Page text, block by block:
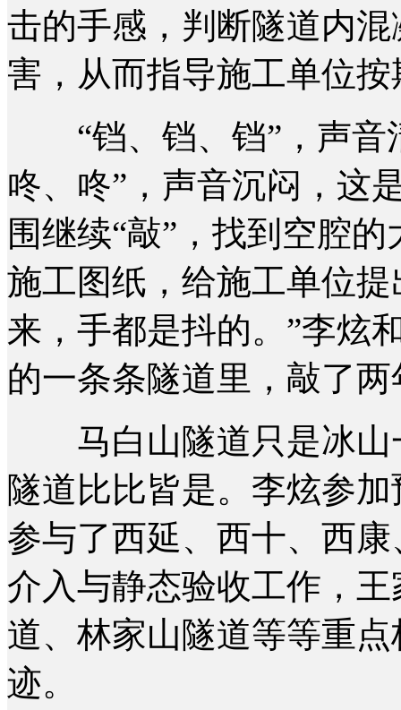
击的手感，判断隧道内
害，从而指导施工单位
“铛、铛、铛”，声音
咚、咚”，声音沉闷，这
围继续“敲”，找到空腔
施工图纸，给施工单位
来，手都是抖的。”李炫
的一条条隧道里，敲了两
马白山隧道只是冰山
隧道比比皆是。李炫参
参与了西延、西十、西
介入与静态验收工作，
道、林家山隧道等等重
迹。